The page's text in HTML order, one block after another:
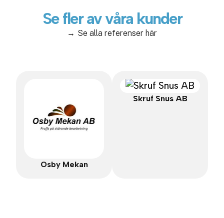
Se fler av våra kunder
Se alla referenser här
Osby Mekan
Skruf Snus AB